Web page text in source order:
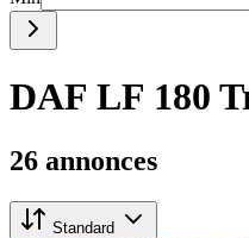
DAF LF 180
26 annonces
Standard